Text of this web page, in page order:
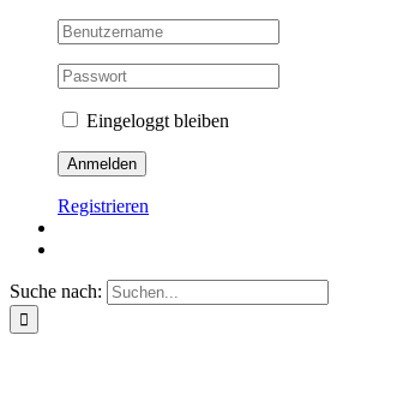
Eingeloggt bleiben
Registrieren
Suche nach: